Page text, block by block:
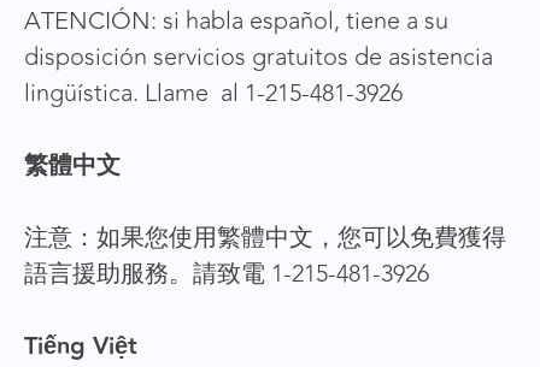
ATENCIÓN: si habla español, tiene a su
disposición servicios gratuitos de asistencia
lingüística. Llame al 1-215-481-3926
繁體中文
注意：如果您使用繁體中文，您可以免費獲得
語言援助服務。請致電 1-215-481-3926
Tiếng Việt